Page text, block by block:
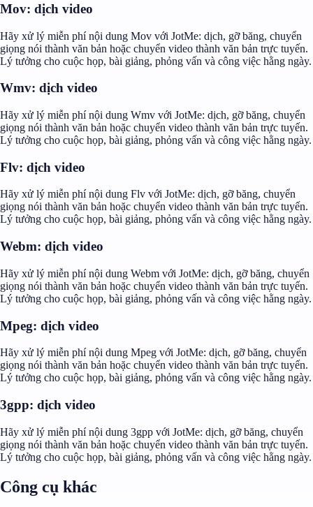
Mov: dịch video
Hãy xử lý miễn phí nội dung Mov với JotMe: dịch, gỡ băng, chuyển
giọng nói thành văn bản hoặc chuyển video thành văn bản trực tuyến.
Lý tưởng cho cuộc họp, bài giảng, phỏng vấn và công việc hằng ngày.
Wmv: dịch video
Hãy xử lý miễn phí nội dung Wmv với JotMe: dịch, gỡ băng, chuyển
giọng nói thành văn bản hoặc chuyển video thành văn bản trực tuyến.
Lý tưởng cho cuộc họp, bài giảng, phỏng vấn và công việc hằng ngày.
Flv: dịch video
Hãy xử lý miễn phí nội dung Flv với JotMe: dịch, gỡ băng, chuyển
giọng nói thành văn bản hoặc chuyển video thành văn bản trực tuyến.
Lý tưởng cho cuộc họp, bài giảng, phỏng vấn và công việc hằng ngày.
Webm: dịch video
Hãy xử lý miễn phí nội dung Webm với JotMe: dịch, gỡ băng, chuyển
giọng nói thành văn bản hoặc chuyển video thành văn bản trực tuyến.
Lý tưởng cho cuộc họp, bài giảng, phỏng vấn và công việc hằng ngày.
Mpeg: dịch video
Hãy xử lý miễn phí nội dung Mpeg với JotMe: dịch, gỡ băng, chuyển
giọng nói thành văn bản hoặc chuyển video thành văn bản trực tuyến.
Lý tưởng cho cuộc họp, bài giảng, phỏng vấn và công việc hằng ngày.
3gpp: dịch video
Hãy xử lý miễn phí nội dung 3gpp với JotMe: dịch, gỡ băng, chuyển
giọng nói thành văn bản hoặc chuyển video thành văn bản trực tuyến.
Lý tưởng cho cuộc họp, bài giảng, phỏng vấn và công việc hằng ngày.
Công cụ khác